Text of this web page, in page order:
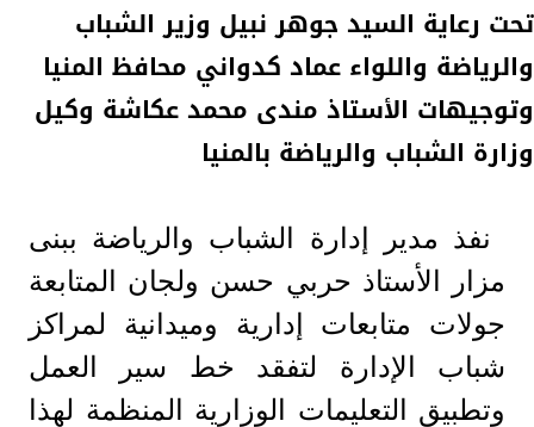
تحت رعاية السيد جوهر نبيل وزير الشباب
والرياضة واللواء عماد كدواني محافظ المنيا
وتوجيهات الأستاذ مندى محمد عكاشة وكيل
وزارة الشباب والرياضة بالمنيا
نفذ مدير إدارة الشباب والرياضة ببنى
مزار الأستاذ حربي حسن ولجان المتابعة
جولات متابعات إدارية وميدانية لمراكز
شباب الإدارة لتفقد خط سير العمل
وتطبيق التعليمات الوزارية المنظمة لهذا